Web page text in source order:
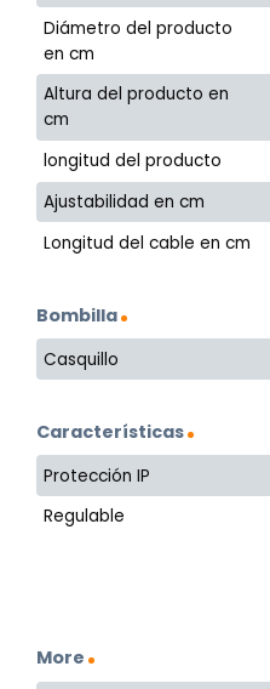
Diámetro del producto
en cm
Altura del producto en
cm
longitud del producto
Ajustabilidad en cm
Longitud del cable en cm
Bombilla
Casquillo
Características
Protección IP
Regulable
More